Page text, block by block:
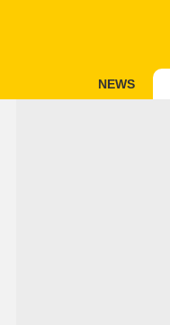
NEWS